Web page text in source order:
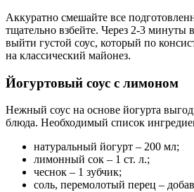
Аккуратно смешайте все
тщательно взбейте. Через 2-3 минуты
выйти густой соус, который по
на классический майонез.
Йогуртовый соус с лимоном
Нежный соус на основе йогурта
блюда. Необходимый список
натуральный йогурт – 200 мл;
лимонный сок – 1 ст. л.;
чеснок – 1 зубчик;
соль, перемолотый перец –